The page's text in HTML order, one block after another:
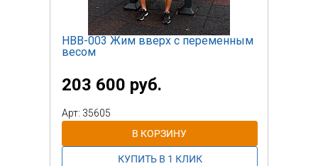
НВВ-003 Жим вверх с переменным
весом
203 600 руб.
Арт: 35605